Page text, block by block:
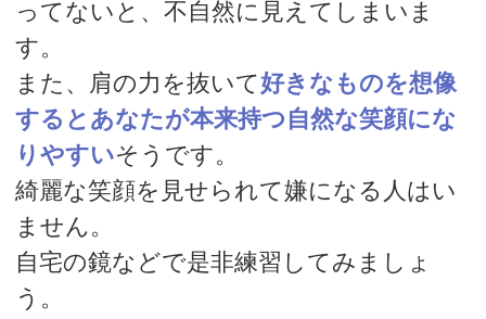
ってないと、不自然に見えてしまいま
す。
また、肩の力を抜いて好きなものを想像
するとあなたが本来持つ自然な笑顔にな
りやすいそうです。
綺麗な笑顔を見せられて嫌になる人はい
ません。
自宅の鏡などで是非練習してみましょ
う。